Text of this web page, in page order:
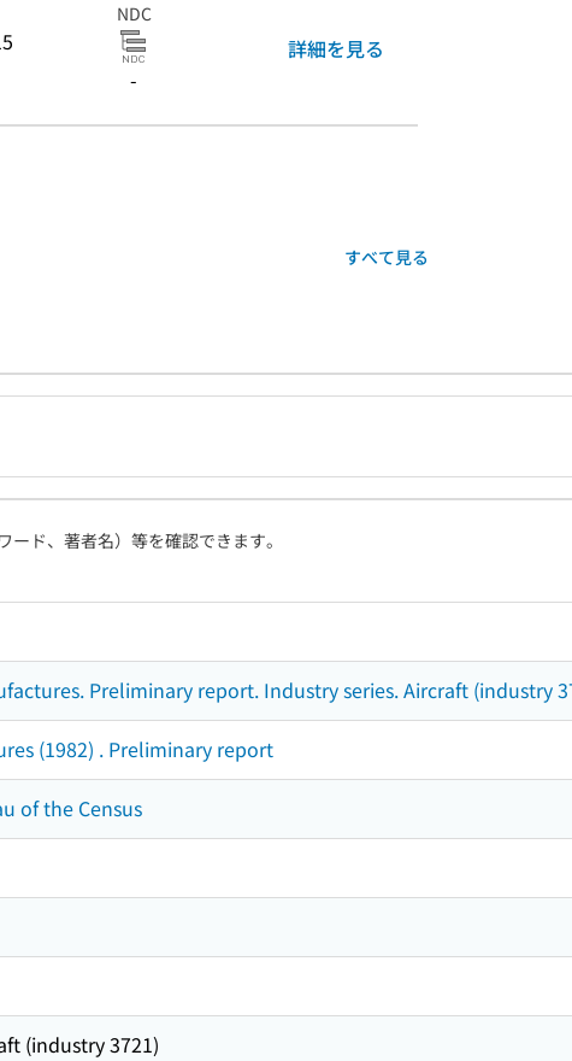
NDC
-
詳細を見る
すべて見る
ド、著者名）等を確認できます。
Preliminary report. Industry series. Aircraft (industry
(1982) . Preliminary report
of the Census
(industry 3721)